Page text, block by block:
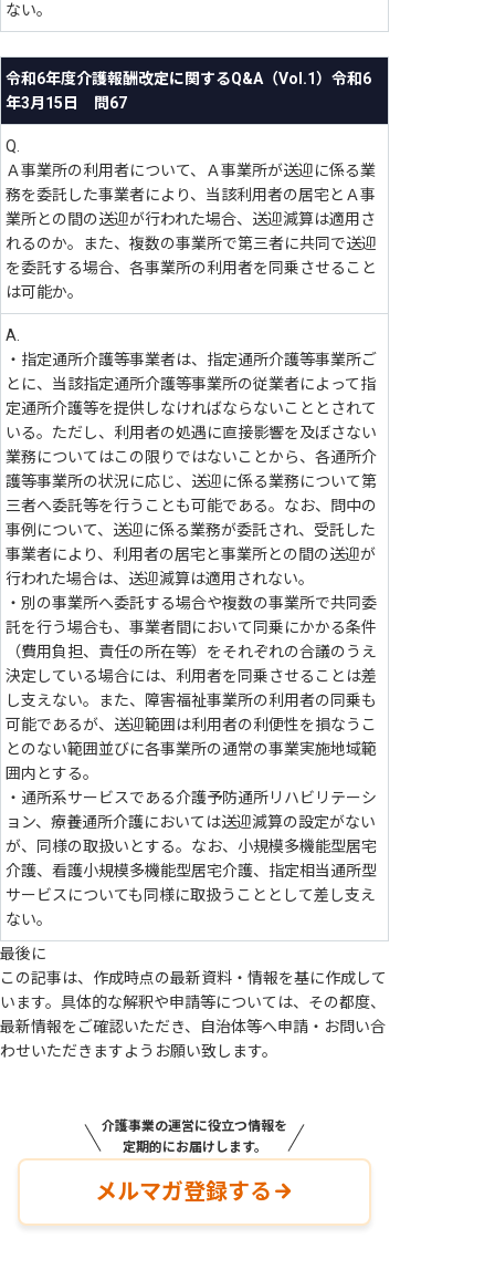
ない。
令和6年度介護報酬改定に関するQ&A（Vol.1）令和6
年3月15日 問67
Q.
Ａ事業所の利用者について、Ａ事業所が送迎に係る業
務を委託した事業者により、当該利用者の居宅とＡ事
業所との間の送迎が行われた場合、送迎減算は適用さ
れるのか。また、複数の事業所で第三者に共同で送迎
を委託する場合、各事業所の利用者を同乗させること
は可能か。
A.
・指定通所介護等事業者は、指定通所介護等事業所ご
とに、当該指定通所介護等事業所の従業者によって指
定通所介護等を提供しなければならないこととされて
いる。ただし、利用者の処遇に直接影響を及ぼさない
業務についてはこの限りではないことから、各通所介
護等事業所の状況に応じ、送迎に係る業務について第
三者へ委託等を行うことも可能である。なお、問中の
事例について、送迎に係る業務が委託され、受託した
事業者により、利用者の居宅と事業所との間の送迎が
行われた場合は、送迎減算は適用されない。
・別の事業所へ委託する場合や複数の事業所で共同委
託を行う場合も、事業者間において同乗にかかる条件
（費用負担、責任の所在等）をそれぞれの合議のうえ
決定している場合には、利用者を同乗させることは差
し支えない。また、障害福祉事業所の利用者の同乗も
可能であるが、送迎範囲は利用者の利便性を損なうこ
とのない範囲並びに各事業所の通常の事業実施地域範
囲内とする。
・通所系サービスである介護予防通所リハビリテーシ
ョン、療養通所介護においては送迎減算の設定がない
が、同様の取扱いとする。なお、小規模多機能型居宅
介護、看護小規模多機能型居宅介護、指定相当通所型
サービスについても同様に取扱うこととして差し支え
ない。
最後に
この記事は、作成時点の最新資料・情報を基に作成して
います。具体的な解釈や申請等については、その都度、
最新情報をご確認いただき、自治体等へ申請・お問い合
わせいただきますようお願い致します。
介護事業の運営に役立つ情報を
定期的にお届けします。
メルマガ登録する